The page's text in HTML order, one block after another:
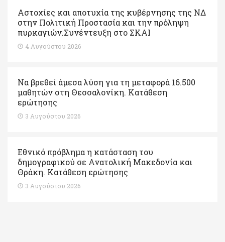
Αστοχίες και αποτυχία της κυβέρνησης της ΝΔ
στην Πολιτική Προστασία και την πρόληψη
πυρκαγιών.Συνέντευξη στο ΣΚΑΙ
4 Αυγούστου 2026
Να βρεθεί άμεσα λύση για τη μεταφορά 16.500
μαθητών στη Θεσσαλονίκη. Κατάθεση
ερώτησης
3 Αυγούστου 2026
Εθνικό πρόβλημα η κατάσταση του
δημογραφικού σε Ανατολική Μακεδονία και
Θράκη. Κατάθεση ερώτησης
3 Αυγούστου 2026